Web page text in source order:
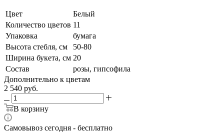
Цвет
Белый
Количество цветов 11
Упаковка
бумага
Высота стебля, см
50-80
Ширина букета, см 20
Состав
розы, гипсофила
Дополнительно к цветам
2 540 руб.
В корзину
Самовывоз сегодня - бесплатно